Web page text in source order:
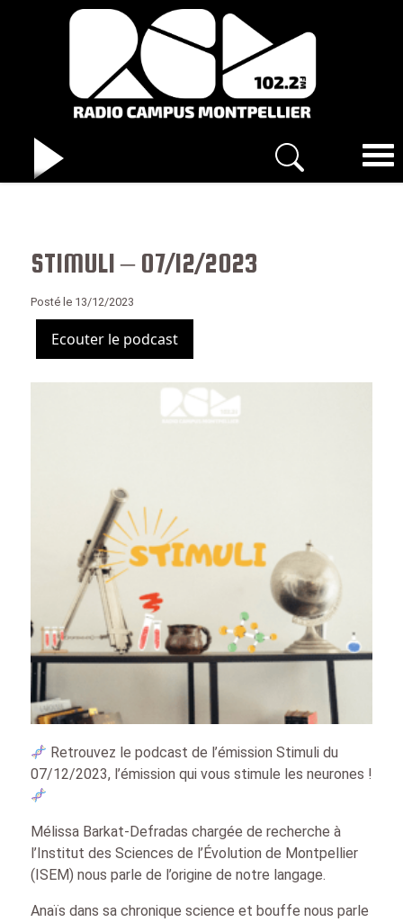
STIMULI – 07/12/2023
Posté le 13/12/2023
Ecouter le podcast
Retrouvez le podcast de l’émission Stimuli du
07/12/2023, l’émission qui vous stimule les neurones !
Mélissa Barkat-Defradas chargée de recherche à
l’Institut des Sciences de l’Évolution de Montpellier
(ISEM) nous parle de l’origine de notre langage.
Anaïs dans sa chronique science et bouffe nous parle